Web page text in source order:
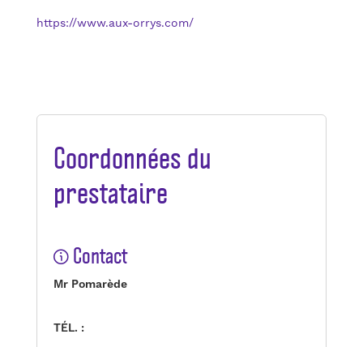
https://www.aux-orrys.com/
Coordonnées du
prestataire
Contact
Mr Pomarède
TÉL. :